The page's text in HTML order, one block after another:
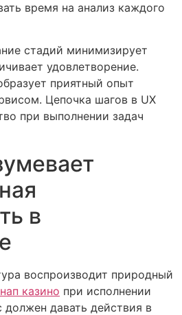
время на анализ каждого
стадий минимизирует
удовлетворение.
приятный опыт
Цепочка шагов в UX
при выполнении задач
в
воспроизводит природный
казино при исполнении
давать действия в